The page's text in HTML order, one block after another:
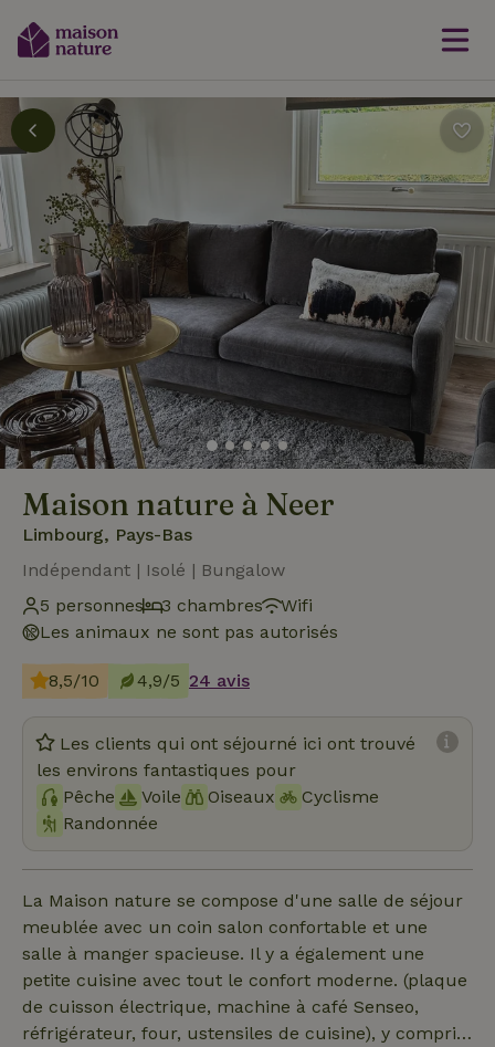
Maison nature à Neer
Limbourg, Pays-Bas
Indépendant | Isolé | Bungalow
5 personnes
3 chambres
Wifi
Les animaux ne sont pas autorisés
8,5/10 4,9/5 24 avis
Les clients qui ont séjourné ici ont trouvé
les environs fantastiques pour
Pêche
Voile Oiseaux
Cyclisme
Randonnée
La Maison nature se compose d'une salle de séjour
meublée avec un coin salon confortable et une
salle à manger spacieuse. Il y a également une
petite cuisine avec tout le confort moderne. (plaque
de cuisson électrique, machine à café Senseo,
réfrigérateur, four, ustensiles de cuisine), y compris